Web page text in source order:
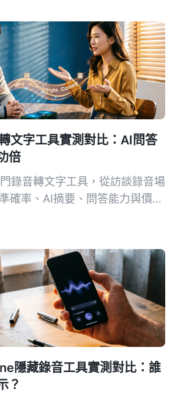
文字工具實測對比：AI問答
倍
錄音轉文字工具，從訪談錄音場
確率、AI摘要、問答能力與價
隱藏錄音工具實測對比：誰
？